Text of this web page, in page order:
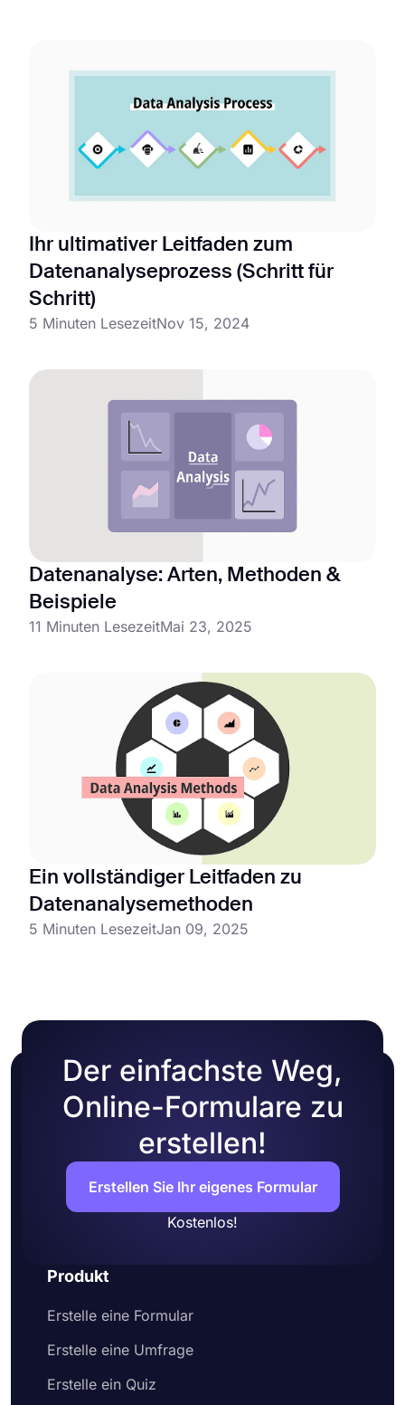
Ihr ultimativer Leitfaden zum
Datenanalyseprozess (Schritt für
Schritt)
5 Minuten LesezeitNov 15, 2024
Datenanalyse: Arten, Methoden &
Beispiele
11 Minuten LesezeitMai 23, 2025
Ein vollständiger Leitfaden zu
Datenanalysemethoden
5 Minuten LesezeitJan 09, 2025
Der einfachste Weg,
Online-Formulare zu
erstellen!
Erstellen Sie Ihr eigenes Formular
Kostenlos!
Produkt
Erstelle eine Formular
Erstelle eine Umfrage
Erstelle ein Quiz